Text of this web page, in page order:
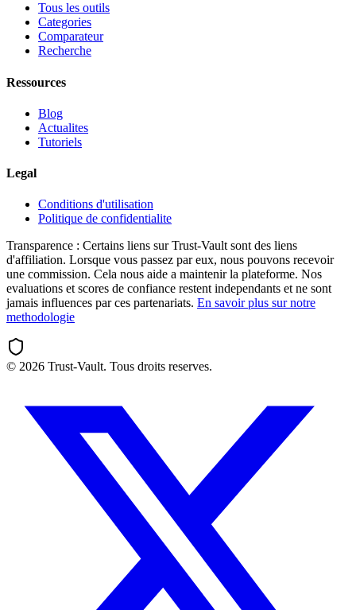
Tous les outils
Categories
Comparateur
Recherche
Ressources
Blog
Actualites
Tutoriels
Legal
Conditions d'utilisation
Politique de confidentialite
Transparence : Certains liens sur Trust-Vault sont des liens
d'affiliation. Lorsque vous passez par eux, nous pouvons recevoir
une commission. Cela nous aide a maintenir la plateforme. Nos
evaluations et scores de confiance restent independants et ne sont
jamais influences par ces partenariats. En savoir plus sur notre
methodologie
© 2026 Trust-Vault. Tous droits reserves.